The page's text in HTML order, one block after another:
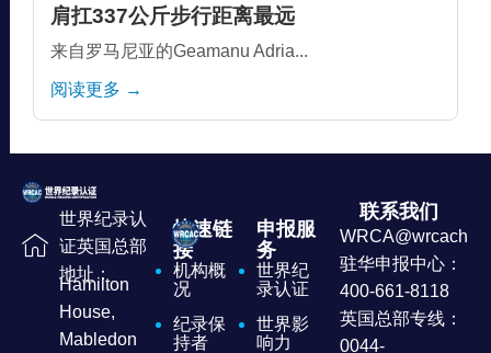
肩扛337公斤步行距离最远
来自罗马尼亚的Geamanu Adria...
阅读更多 →
世界纪录认
证英国总部
地址：
Hamilton
House,
Mabledon
快速链
接
机构概
况
纪录保
持者
申报服
务
世界纪
录认证
世界影
响力
联系我们
驻华申报中心：
400-661-8118
英国总部专线：
0044-